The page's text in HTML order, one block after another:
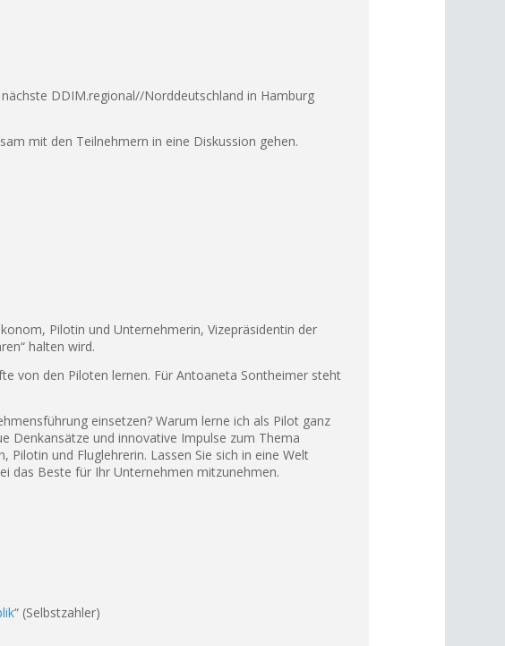
DDIM.regional//Norddeutschland in Hamburg
mit den Teilnehmern in eine Diskussion gehen.
Pilotin und Unternehmerin, Vizepräsidentin der
halten wird.
von den Piloten lernen. Für Antoaneta Sontheimer steht
einsetzen? Warum lerne ich als Pilot ganz
Denkansätze und innovative Impulse zum Thema
und Fluglehrerin. Lassen Sie sich in eine Welt
das Beste für Ihr Unternehmen mitzunehmen.
“ (Selbstzahler)